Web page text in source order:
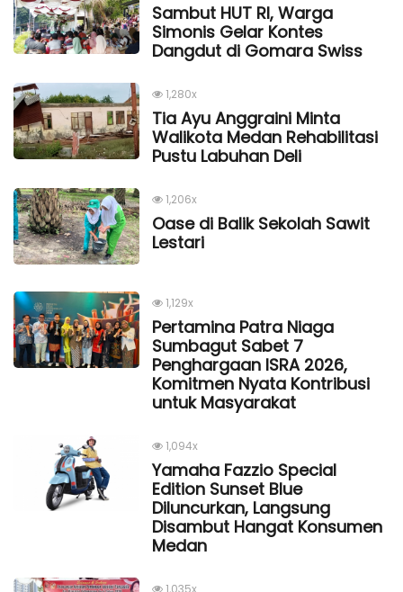
Sambut HUT RI, Warga
Simonis Gelar Kontes
Dangdut di Gomara Swiss
1,280x
Tia Ayu Anggraini Minta
Walikota Medan Rehabilitasi
Pustu Labuhan Deli
1,206x
Oase di Balik Sekolah Sawit
Lestari
1,129x
Pertamina Patra Niaga
Sumbagut Sabet 7
Penghargaan ISRA 2026,
Komitmen Nyata Kontribusi
untuk Masyarakat
1,094x
Yamaha Fazzio Special
Edition Sunset Blue
Diluncurkan, Langsung
Disambut Hangat Konsumen
Medan
1,035x